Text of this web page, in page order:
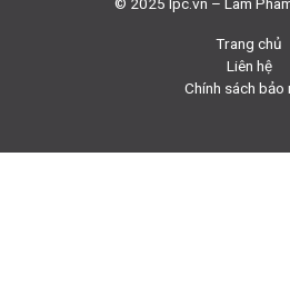
Trang chủ
Liên hệ
Chính sách bảo